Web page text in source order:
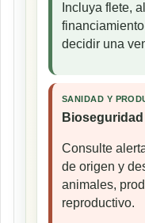
Incluya flete,
decidir una
SANIDAD Y
Consulte
de origen y
animales,
reproductivo.